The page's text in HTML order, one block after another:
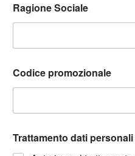
Ragione Sociale
Codice promozionale
Trattamento dati personali